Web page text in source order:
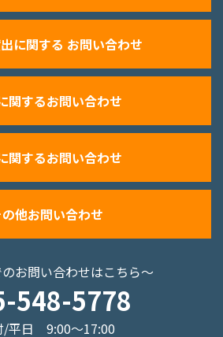
に関する お問い合わせ
関するお問い合わせ
関するお問い合わせ
他お問い合わせ
お問い合わせはこちら～
548-5778
/平日 9:00～17:00